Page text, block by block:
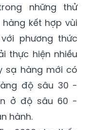
những thử
kết hợp vùi
phương thức
thực hiện nhiều
sạ hàng mới có
độ sâu 30 -
ở độ sâu 60 -
hành.